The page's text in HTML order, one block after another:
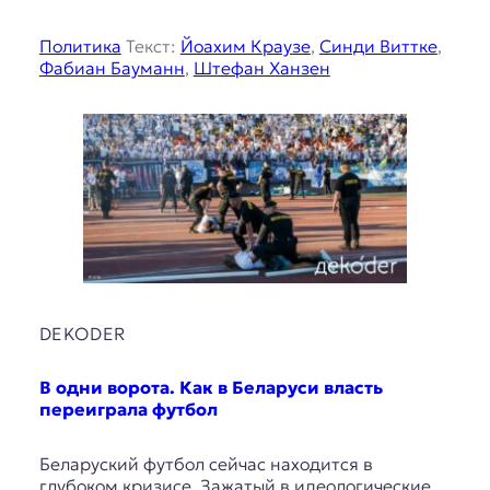
Политика Текст: Йоахим Краузе, Синди Виттке,
Фабиан Бауманн, Штефан Ханзен
DEKODER
В одни ворота. Как в Беларуси власть
переиграла футбол
Беларуский футбол сейчас находится в
глубоком кризисе. Зажатый в идеологические